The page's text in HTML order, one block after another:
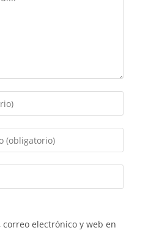
electrónico y web en